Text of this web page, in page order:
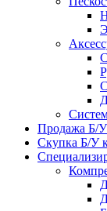
Продажа Б/У
Скупка Б/У